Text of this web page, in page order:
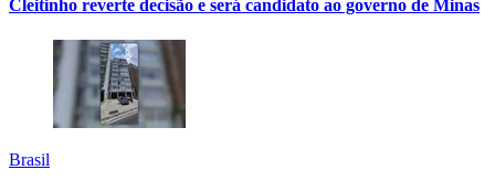
Cleitinho reverte decisão e será candidato ao governo de Minas
Brasil